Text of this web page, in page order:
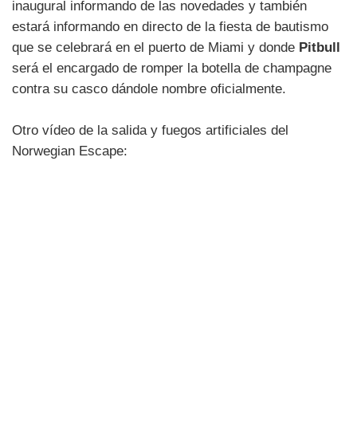
inaugural informando de las novedades y también
estará informando en directo de la fiesta de bautismo
que se celebrará en el puerto de Miami y donde Pitbull
será el encargado de romper la botella de champagne
contra su casco dándole nombre oficialmente.
Otro vídeo de la salida y fuegos artificiales del
Norwegian Escape: